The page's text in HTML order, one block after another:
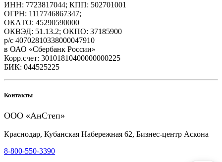
ИНН: 7723817044; КПП: 502701001
ОГРН: 1117746867347;
ОКАТО: 45290590000
ОКВЭД: 51.13.2; ОКПО: 37185900
р/с 40702810338000047910
в ОАО «Сбербанк России»
Корр.счет: 30101810400000000225
БИК: 044525225
Контакты
ООО «АнСтеп»
Краснодар, Кубанская Набережная 62, Бизнес-центр Аскона
8-800-550-3390